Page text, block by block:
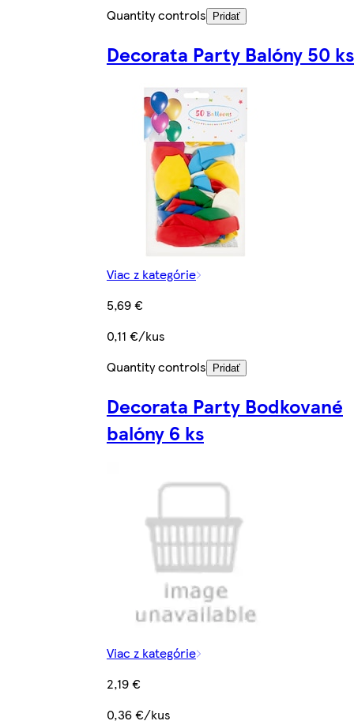
Quantity controls
Pridať
Decorata Party Balóny 50 ks
Viac z kategórie
5,69 €
0,11 €/kus
Quantity controls
Pridať
Decorata Party Bodkované
balóny 6 ks
Viac z kategórie
2,19 €
0,36 €/kus